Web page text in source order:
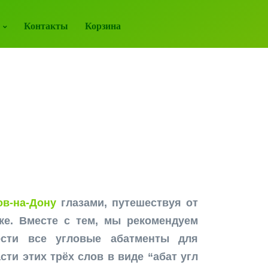
Контакты Корзина
на-Дону глазами, путешествуя от
Вместе с тем, мы рекомендуем
все угловые абатменты для
этих трёх слов в виде “абат угл